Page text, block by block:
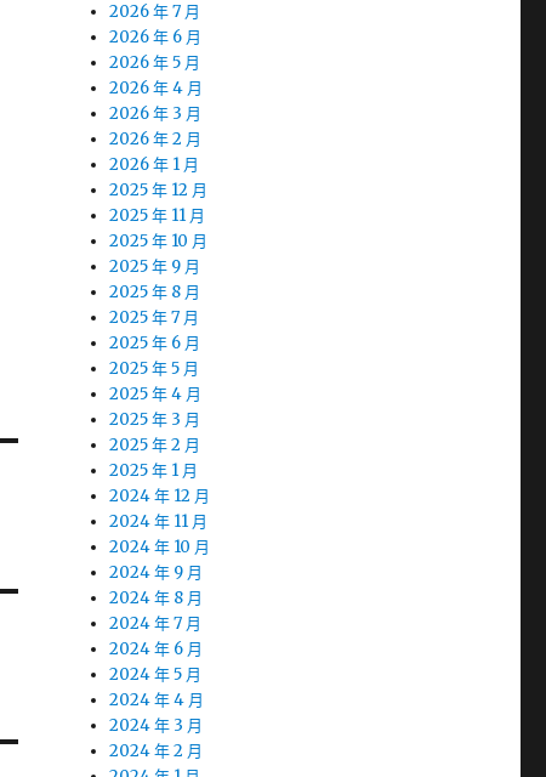
2026 年 7 月
2026 年 6 月
2026 年 5 月
2026 年 4 月
2026 年 3 月
2026 年 2 月
2026 年 1 月
2025 年 12 月
2025 年 11 月
2025 年 10 月
2025 年 9 月
2025 年 8 月
2025 年 7 月
2025 年 6 月
2025 年 5 月
2025 年 4 月
2025 年 3 月
2025 年 2 月
2025 年 1 月
2024 年 12 月
2024 年 11 月
2024 年 10 月
2024 年 9 月
2024 年 8 月
2024 年 7 月
2024 年 6 月
2024 年 5 月
2024 年 4 月
2024 年 3 月
2024 年 2 月